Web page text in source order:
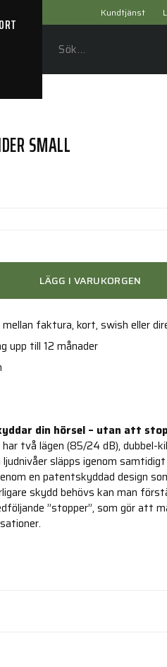
Kundtjänst
SMALL
LÄGG I VARUKORGEN
faktura, kort, swish eller
upp till 12 månader
din hörsel – utan att
har två lägen (85/24 dB), dubbel-
ljudnivåer släpps igenom
en patentskyddad design
skydd behövs kan man
”stopper”, som gör att